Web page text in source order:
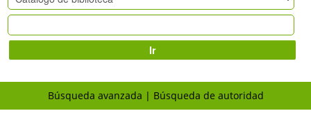
Ir
Búsqueda avanzada Búsqueda de autoridad